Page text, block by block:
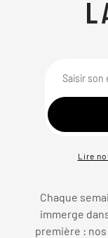
Lire
Chaque
immerge
première :